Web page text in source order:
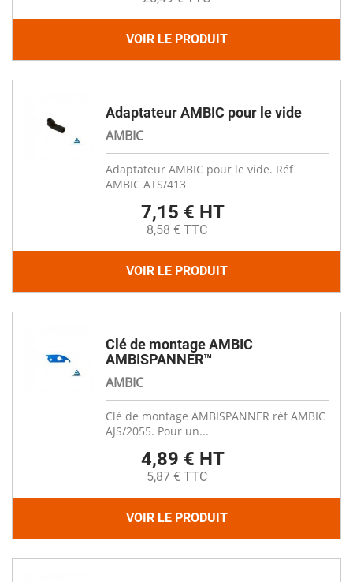
VOIR LE PRODUIT
Adaptateur AMBIC pour le vide
AMBIC
Adaptateur AMBIC pour le vide. Réf
AMBIC ATS/413
7,15 € HT
8,58 € TTC
VOIR LE PRODUIT
Clé de montage AMBIC
AMBISPANNER™
AMBIC
Clé de montage AMBISPANNER réf AMBIC
AJS/2055. Pour un...
4,89 € HT
5,87 € TTC
VOIR LE PRODUIT